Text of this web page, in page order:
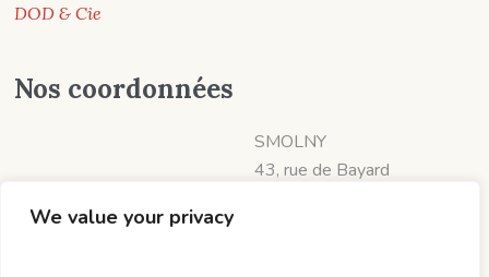
We value your privacy
DOD & Cie
Nos coordonnées
SMOLNY
43, rue de Bayard
📱 07 60 19 06 57